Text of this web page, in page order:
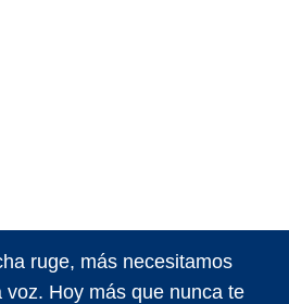
ruge, más necesitamos
voz. Hoy más que nunca te